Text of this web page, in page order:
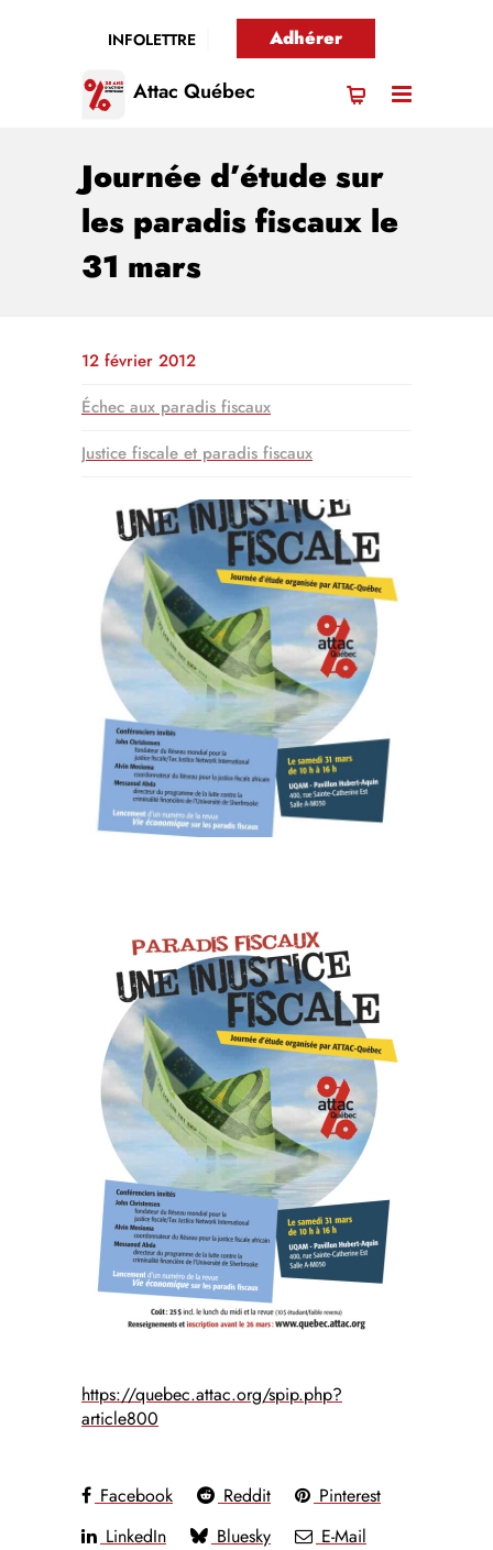
INFOLETTRE Adhérer
Attac Québec
Journée d’étude sur
les paradis fiscaux le
31 mars
12 février 2012
Échec aux paradis fiscaux
Justice fiscale et paradis fiscaux
https://quebec.attac.org/spip.php?
article800
Facebook Reddit
Pinterest
LinkedIn
Bluesky E-Mail